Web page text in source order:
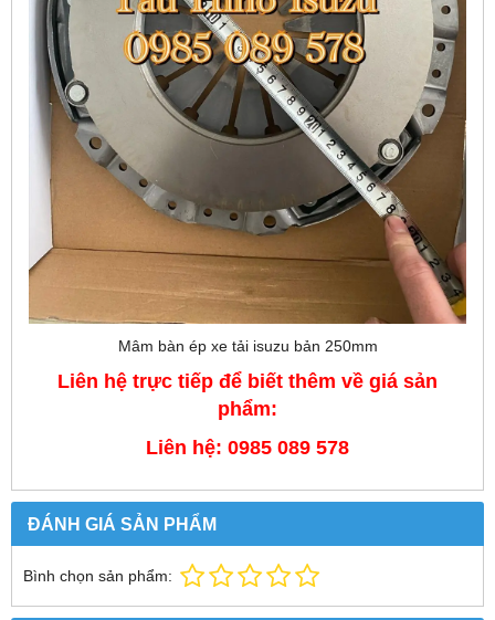
Mâm bàn ép xe tải isuzu bản 250mm
Liên hệ trực tiếp để biết thêm về giá sản
phẩm:
Liên hệ: 0985 089 578
ĐÁNH GIÁ SẢN PHẨM
Bình chọn sản phẩm: